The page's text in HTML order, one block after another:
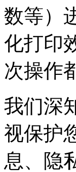
数等）
化打印
次操作
我们深
视保护
息、隐